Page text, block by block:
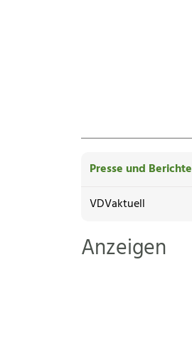
Presse und Berichte
VDVaktuell
Anzeigen